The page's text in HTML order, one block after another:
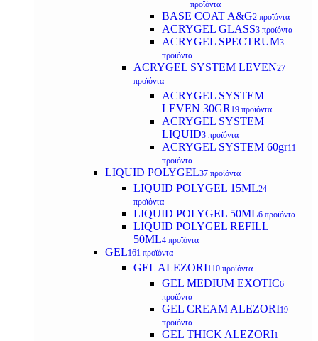
προϊόντα
BASE COAT A&G2 προϊόντα
ACRYGEL GLASS3 προϊόντα
ACRYGEL SPECTRUM3
προϊόντα
ACRYGEL SYSTEM LEVEN27
προϊόντα
ACRYGEL SYSTEM
LEVEN 30GR 19 προϊόντα
ACRYGEL SYSTEM
LIQUID3 προϊόντα
ACRYGEL SYSTEM 60gr11
προϊόντα
LIQUID POLYGEL37 προϊόντα
LIQUID POLYGEL 15ML24
προϊόντα
LIQUID POLYGEL 50ML6 προϊόντα
LIQUID POLYGEL REFILL
50ML4 προϊόντα
GEL161 προϊόντα
GEL ALEZORI110 προϊόντα
GEL MEDIUM EXOTIC6
προϊόντα
GEL CREAM ALEZORI19
προϊόντα
GEL THICK ALEZORI1